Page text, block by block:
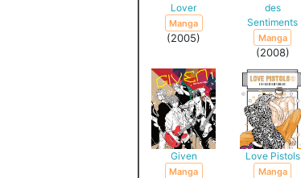
Lover
Manga
(2005)
des
Sentiments
Manga
(2008)
Given
Manga
Love Pistols
Manga